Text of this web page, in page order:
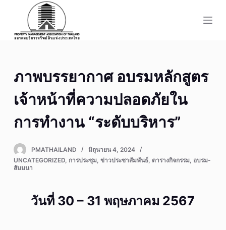
o
o
n
ภาพบรรยากาศ อบรมหลักสูตร
เจ้าหน้าที่ความปลอดภัยใน
การทำงาน “ระดับบริหาร”
PMATHAILAND
มิถุนายน 4, 2024
UNCATEGORIZED, การประชุม, ข่าวประชาสัมพันธ์, ตารางกิจกรรม, อบรม-
สัมมนา
วันที่ 30 – 31 พฤษภาคม 2567